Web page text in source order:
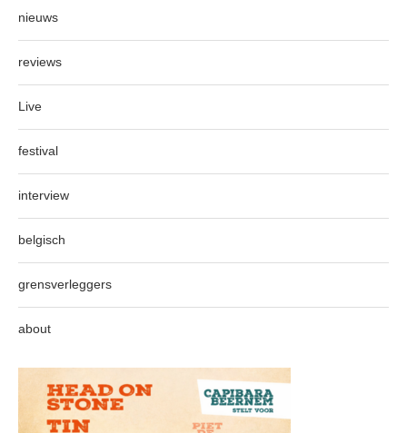
nieuws
reviews
Live
festival
interview
belgisch
grensverleggers
about